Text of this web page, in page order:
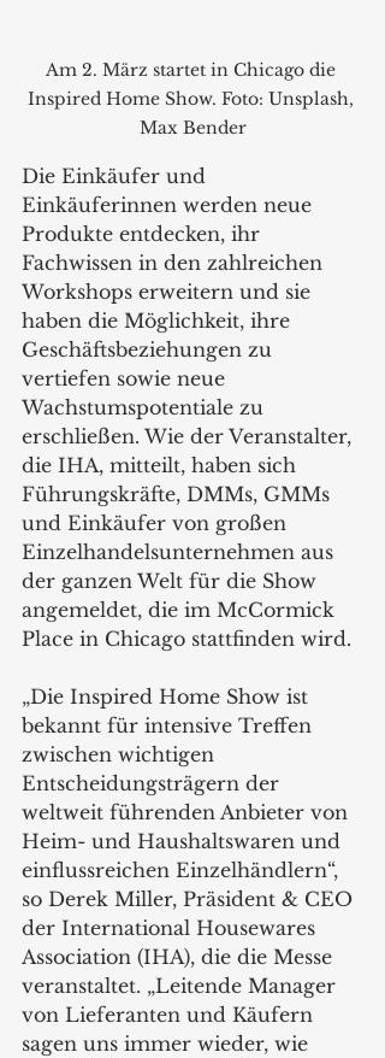
Am 2. März startet in Chicago die
Inspired Home Show. Foto: Unsplash,
Max Bender
Die Einkäufer und
Einkäuferinnen werden neue
Produkte entdecken, ihr
Fachwissen in den zahlreichen
Workshops erweitern und sie
haben die Möglichkeit, ihre
Geschäftsbeziehungen zu
vertiefen sowie neue
Wachstumspotentiale zu
erschließen. Wie der Veranstalter,
die IHA, mitteilt, haben sich
Führungskräfte, DMMs, GMMs
und Einkäufer von großen
Einzelhandelsunternehmen aus
der ganzen Welt für die Show
angemeldet, die im McCormick
Place in Chicago stattfinden wird.
„Die Inspired Home Show ist
bekannt für intensive Treffen
zwischen wichtigen
Entscheidungsträgern der
weltweit führenden Anbieter von
Heim- und Haushaltswaren und
einflussreichen Einzelhändlern“,
so Derek Miller, Präsident & CEO
der International Housewares
Association (IHA), die die Messe
veranstaltet. „Leitende Manager
von Lieferanten und Käufern
sagen uns immer wieder, wie